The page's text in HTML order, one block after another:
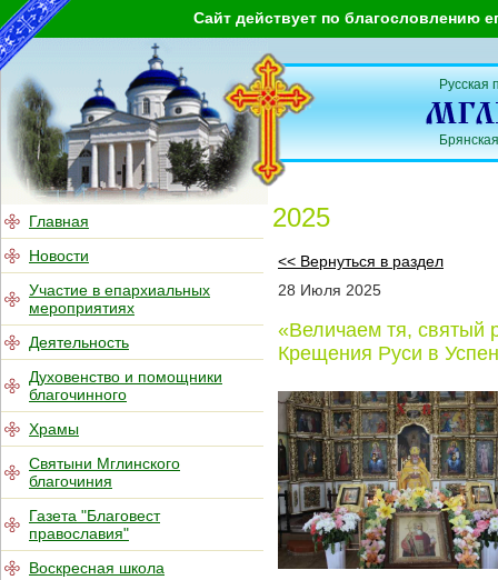
Сайт действует по благословлению
Главная
Новости
Участие в епархиальных
мероприятиях
Деятельность
Духовенство и помощники
благочинного
Храмы
Святыни Мглинского
благочиния
Газета "Благовест
православия"
Воскресная школа
Русская
2025
<< Вернуться в раздел
28 Июля 2025
«Величаем тя, святый
Крещения Руси в